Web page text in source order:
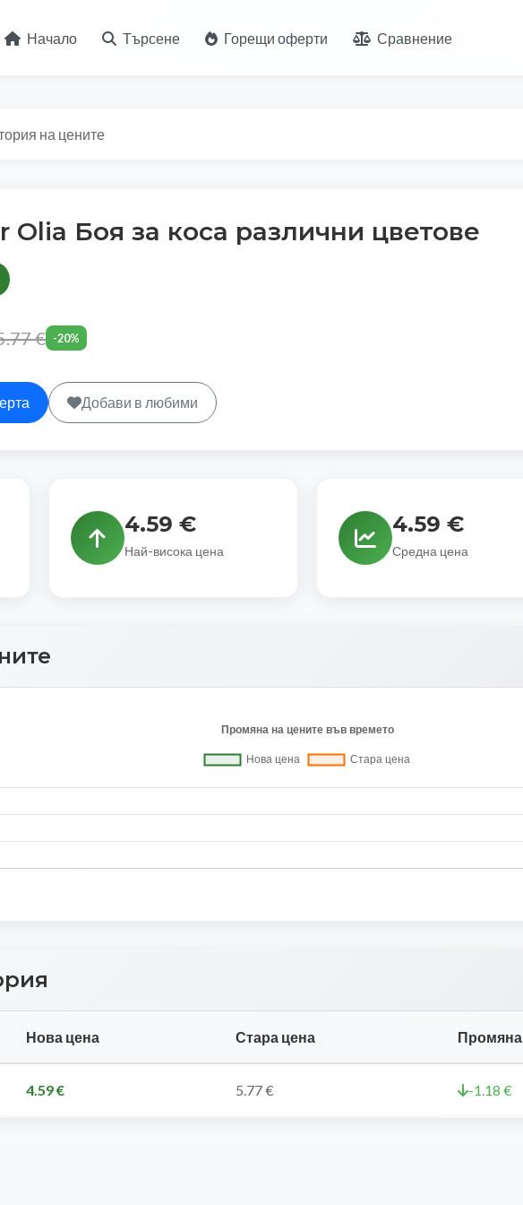
Начало Търсене Горещи оферти Сравнение
на цените
Olia Боя за коса различни цветове
€ -20%
Добави в любими
4.59 €
Най-висока цена
4.59 €
Средна цена
Нова цена Стара цена Промяна
4.59 € 5.77 € -1.18 €